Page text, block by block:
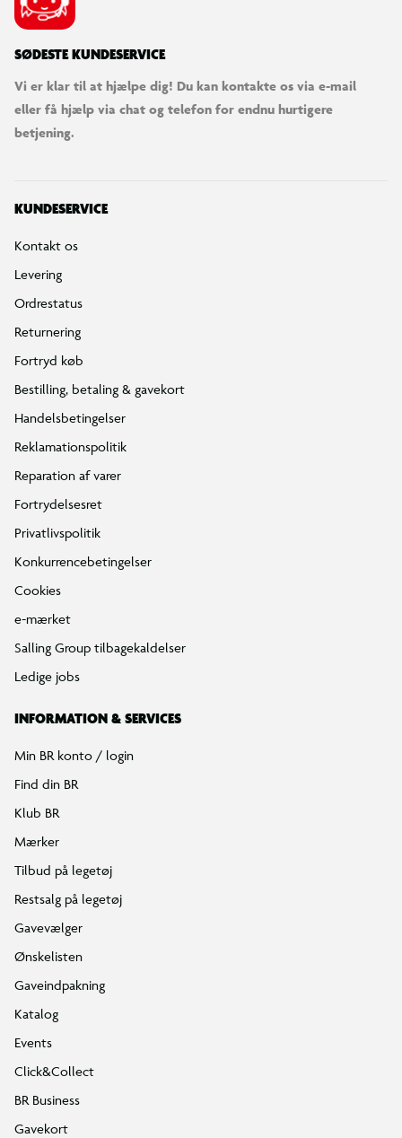
SØDESTE KUNDESERVICE
Vi er klar til at hjælpe dig! Du kan kontakte os via e-mail
eller få hjælp via chat og telefon for endnu hurtigere
betjening.
KUNDESERVICE
Kontakt os
Levering
Ordrestatus
Returnering
Fortryd køb
Bestilling, betaling & gavekort
Handelsbetingelser
Reklamationspolitik
Reparation af varer
Fortrydelsesret
Privatlivspolitik
Konkurrencebetingelser
Cookies
e-mærket
Salling Group tilbagekaldelser
Ledige jobs
INFORMATION & SERVICES
Min BR konto / login
Find din BR
Klub BR
Mærker
Tilbud på legetøj
Restsalg på legetøj
Gavevælger
Ønskelisten
Gaveindpakning
Katalog
Events
Click&Collect
BR Business
Gavekort